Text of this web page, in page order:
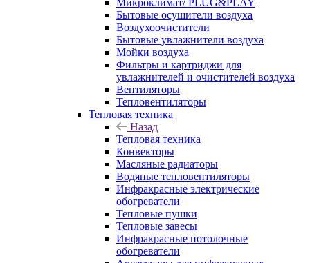
Микроклимат/ PLUG&PLAY
Бытовые осушители воздуха
Воздухоочистители
Бытовые увлажнители воздуха
Мойки воздуха
Фильтры и картриджи для
увлажнителей и очистителей воздуха
Вентиляторы
Тепловентиляторы
Тепловая техника
Назад
Тепловая техника
Конвекторы
Масляные радиаторы
Водяные тепловентиляторы
Инфракрасные электрические
обогреватели
Тепловые пушки
Тепловые завесы
Инфракрасные потолочные
обогреватели